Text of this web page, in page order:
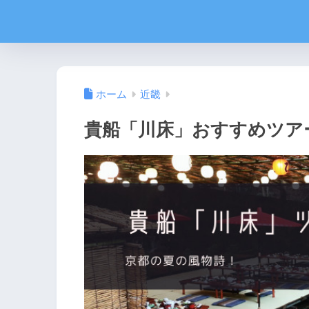
ホーム 近畿
貴船「川床」おすすめツア